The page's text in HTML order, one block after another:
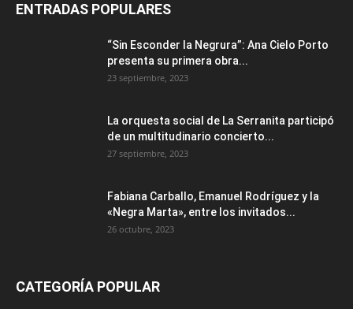
ENTRADAS POPULARES
“Sin Esconder la Negrura”: Ana Cielo Porto
presenta su primera obra...
23 septiembre, 2023
La orquesta social de La Serranita participó
de un multitudinario concierto...
27 septiembre, 2023
Fabiana Carballo, Emanuel Rodríguez y la
«Negra Marta», entre los invitados...
26 octubre, 2023
CATEGORÍA POPULAR